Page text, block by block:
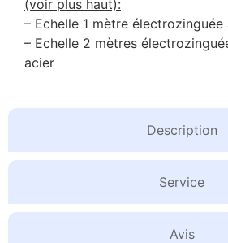
Description
Service
Avis
(voir plus haut):
– Echelle 1 mètre
– Echelle 2 mètres
acier